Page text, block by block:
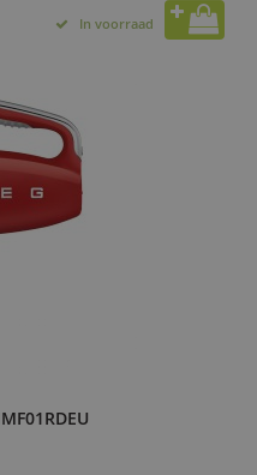
In voorraad